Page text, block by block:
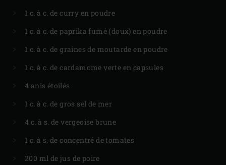
1 c. à c. de curry en poudre
1 c. à c. de paprika fumé (doux) en poudre
1 c. à c. de graines de moutarde en poudre
1 c. à c. de cardamome verte en capsules
4 anis étoilés
1 c. à c. de gros sel de mer
4 c. à s. de vergeoise brune
1 c. à s. de concentré de tomates
200 ml de jus de poire